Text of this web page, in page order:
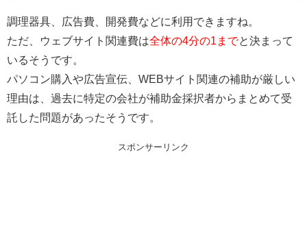
調理器具、広告費、開発費などに利用できますね。
ただ、ウェブサイト関連費は全体の4分の1までと決まって
いるそうです。
パソコン購入や広告宣伝、WEBサイト関連の補助が厳しい
理由は、過去に特定の会社が補助金採択者からまとめて受
託した問題があったそうです。
スポンサーリンク